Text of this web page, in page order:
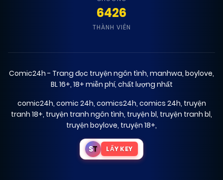
6426
THÀNH VIÊN
Comic24h - Trang đọc truyện ngôn tình, manhwa, boylove,
BL 16+, 18+ miễn phí, chất lượng nhất
comic24h, comic 24h, comics24h, comics 24h, truyện
tranh 18+, truyện tranh ngôn tình, truyện bl, truyện tranh bl,
truyện boylove, truyện 18+,
ST LẤY KEY